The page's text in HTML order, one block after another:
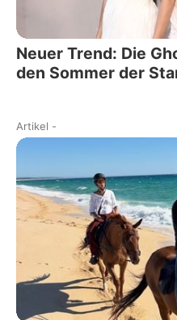
Neuer Trend: Die
den Sommer der
Artikel -